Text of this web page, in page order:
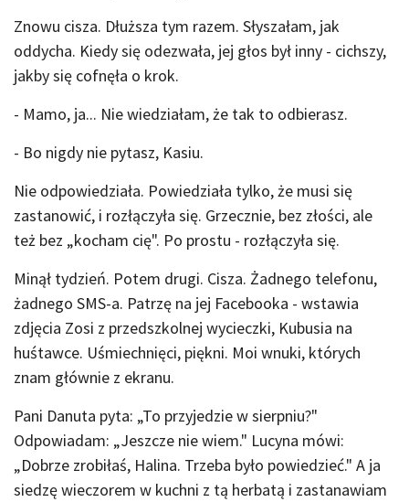
Znowu cisza. Dłuższa tym razem. Słyszałam, jak
oddycha. Kiedy się odezwała, jej głos był inny - cichszy,
jakby się cofnęła o krok.
- Mamo, ja... Nie wiedziałam, że tak to odbierasz.
- Bo nigdy nie pytasz, Kasiu.
Nie odpowiedziała. Powiedziała tylko, że musi się
zastanowić, i rozłączyła się. Grzecznie, bez złości, ale
też bez „kocham cię". Po prostu - rozłączyła się.
Minął tydzień. Potem drugi. Cisza. Żadnego telefonu,
żadnego SMS-a. Patrzę na jej Facebooka - wstawia
zdjęcia Zosi z przedszkolnej wycieczki, Kubusia na
huśtawce. Uśmiechnięci, piękni. Moi wnuki, których
znam głównie z ekranu.
Pani Danuta pyta: „To przyjedzie w sierpniu?"
Odpowiadam: „Jeszcze nie wiem." Lucyna mówi:
„Dobrze zrobiłaś, Halina. Trzeba było powiedzieć." A ja
siedzę wieczorem w kuchni z tą herbatą i zastanawiam